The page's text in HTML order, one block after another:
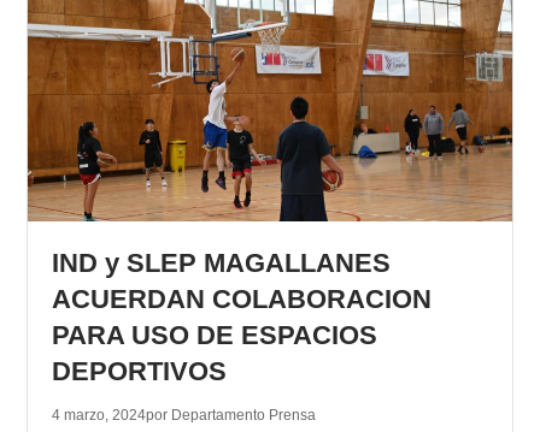
IND y SLEP MAGALLANES
ACUERDAN COLABORACION
PARA USO DE ESPACIOS
DEPORTIVOS
4 marzo, 2024por Departamento Prensa